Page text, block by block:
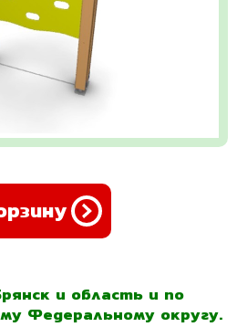
и область и по
Федеральному округу.